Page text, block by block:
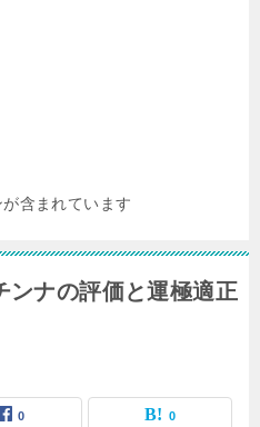
含まれています
ンナの評価と運極適正
0 0